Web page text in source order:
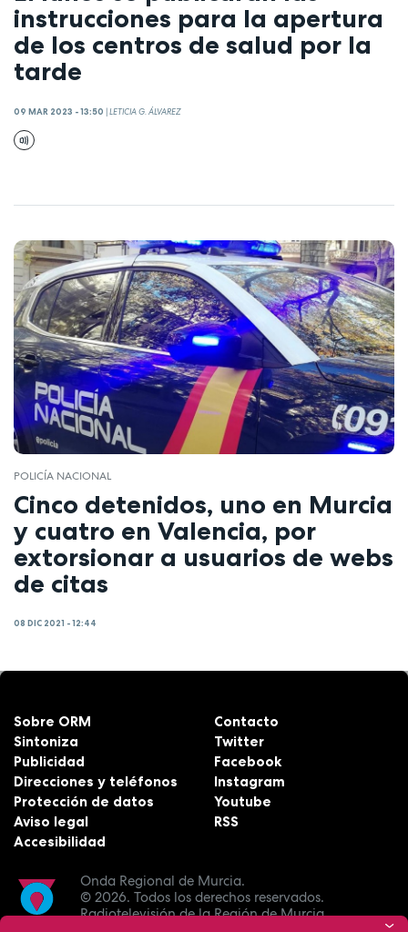
instrucciones para la apertura
de los centros de salud por la
tarde
09 MAR 2023 - 13:50 |LETICIA G. ÁLVAREZ
POLICÍA NACIONAL
Cinco detenidos, uno en Murcia
y cuatro en Valencia, por
extorsionar a usuarios de webs
de citas
08 DIC 2021 - 12:44
Onda Regional de Murcia.
© 2026. Todos los derechos reservados.
Radiotelevisión de la Región de Murcia.
Sobre ORM
Sintoniza
Publicidad
Direcciones y teléfonos
Protección de datos
Aviso legal
Accesibilidad
Contacto
Twitter
Facebook
Instagram
Youtube
RSS